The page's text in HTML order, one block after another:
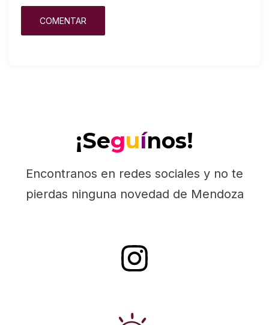
¡Seguínos!
Encontranos en redes sociales y no te
pierdas ninguna novedad de Mendoza